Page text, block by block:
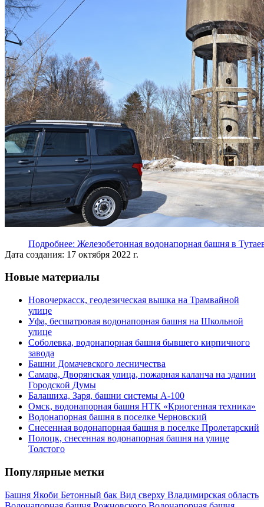
Подробнее: Железобетонная водонапорная башня в
Дата создания: 17 октября 2022 г.
Новые материалы
Новочеркасск, геодезическая вышка на Трамвайной
улице
Уфа, бесшатровая водонапорная башня на Школьной
улице
Соболевка, водонапорная башня бывшего кирпичного
завода
Башни Домачевского лесничества
Самара, Дворянская улица, пожарная каланча на здании
Городской Думы
Балашиха, Заря, башни системы А-100
Омск, водонапорная башня НТК «Криогенная техника»
Водонапорная башня в поселке Черновский
Снесенная водонапорная башня в поселке Пролетарский
Полоцк, снесенная водонапорная башня на улице
Толстого
Популярные метки
Башня Якоби Бетонный бак Вид сверху Владимирская область